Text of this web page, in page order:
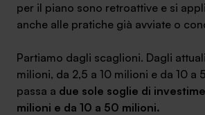
+030.3540104
info@safinance.it
per il piano sono retroattive e si
anche alle pratiche già avviate o
Partiamo dagli scaglioni. Dagli
milioni, da 2,5 a 10 milioni e da 10
passa a due sole soglie di
milioni e da 10 a 50 milioni.